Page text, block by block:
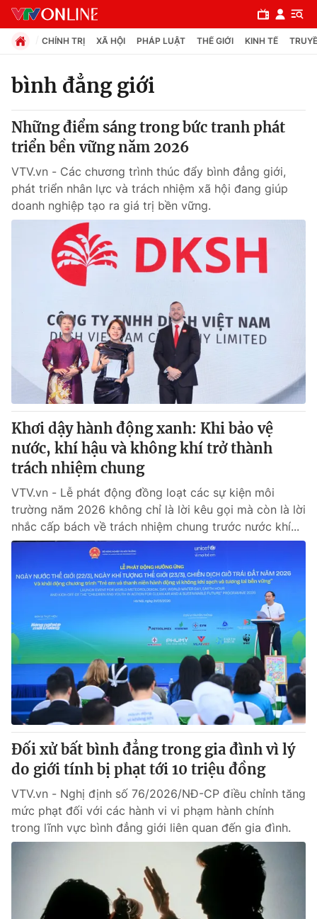
Chuyên mục
Chính trị
Xã hội
Pháp luật
Thế giới đó đây
Câu chuyện quốc tế
Kinh tế
Tài chính
Thị trường
Góc doanh nghiệp
Dữ liệu và đời sống
Truyền hình
Phim VTV
Hậu trường
Nhân vật
Khán giả
Giải sao mai
Giải trí
Điện ảnh
Âm nhạc
Đời sống
Du lịch
Làm đẹp
Chất lượng cuộc sống
Tuyển sinh
Công nghệ
Hitech Công nghệ tương lai
Sản phẩm
Thị trường
Tư vấn
Giao lưu trực tuyến
Lịch phát sóng
Chuyên mục khác
Emagazine Podcast
Photo Infographic
Video Shorts video
VTV Money VTV Thể thao
CHÍNH TRỊ XÃ HỘI PHÁP LUẬT THẾ GIỚI KINH TẾ
bình đẳng giới
Những điểm sáng trong bức tranh phát
triển bền vững năm 2026
VTV.vn - Các chương trình thúc đẩy bình đẳng giới,
phát triển nhân lực và trách nhiệm xã hội đang giúp
doanh nghiệp tạo ra giá trị bền vững.
Khơi dậy hành động xanh: Khi bảo vệ
nước, khí hậu và không khí trở thành
trách nhiệm chung
VTV.vn - Lễ phát động đồng loạt các sự kiện môi
trường năm 2026 không chỉ là lời kêu gọi mà còn là lời
nhắc cấp bách về trách nhiệm chung trước nước khí...
Đối xử bất bình đẳng trong gia đình vì lý
do giới tính bị phạt tới 10 triệu đồng
VTV.vn - Nghị định số 76/2026/NĐ-CP điều chỉnh tăng
mức phạt đối với các hành vi vi phạm hành chính
trong lĩnh vực bình đẳng giới liên quan đến gia đình.